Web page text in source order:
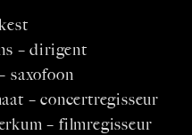
– dirigent
saxofoon
– concertregisseur
– filmregisseur